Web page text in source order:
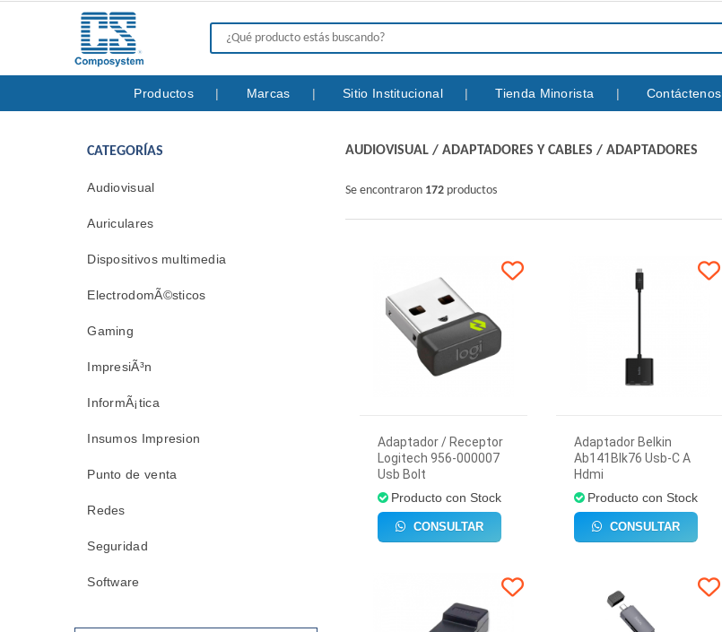
Productos Marcas Sitio Institucional Tienda Minorista Contáctenos
CATEGORÍAS
Audiovisual
Auriculares
Dispositivos multimedia
ElectrodomÃ©sticos
Gaming
ImpresiÃ³n
InformÃ¡tica
Insumos Impresion
Punto de venta
Redes
Seguridad
Software
AUDIOVISUAL/ ADAPTADORES Y CABLES / ADAPTADORES
Se encontraron 172 productos
Adaptador / Receptor
Logitech 956-000007
Usb Bolt
Producto con Stock
CONSULTAR
Adaptador Belkin
Ab141Blk76 Usb-C A
Hdmi
Producto con Stock
CONSULTAR